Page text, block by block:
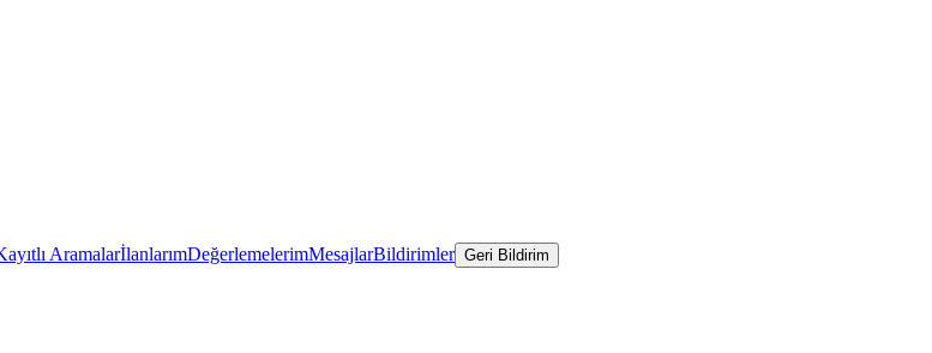
AramalarİlanlarımDeğerlemelerimMesajlarBildirimler Geri Bildirim